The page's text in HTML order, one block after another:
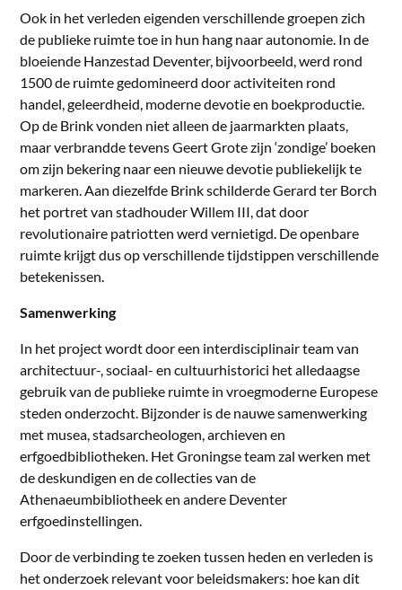
Ook in het verleden eigenden verschillende groepen zich
de publieke ruimte toe in hun hang naar autonomie. In de
bloeiende Hanzestad Deventer, bijvoorbeeld, werd rond
1500 de ruimte gedomineerd door activiteiten rond
handel, geleerdheid, moderne devotie en boekproductie.
Op de Brink vonden niet alleen de jaarmarkten plaats,
maar verbrandde tevens Geert Grote zijn ‘zondige’ boeken
om zijn bekering naar een nieuwe devotie publiekelijk te
markeren. Aan diezelfde Brink schilderde Gerard ter Borch
het portret van stadhouder Willem III, dat door
revolutionaire patriotten werd vernietigd. De openbare
ruimte krijgt dus op verschillende tijdstippen verschillende
betekenissen.
Samenwerking
In het project wordt door een interdisciplinair team van
architectuur-, sociaal- en cultuurhistorici het alledaagse
gebruik van de publieke ruimte in vroegmoderne Europese
steden onderzocht. Bijzonder is de nauwe samenwerking
met musea, stadsarcheologen, archieven en
erfgoedbibliotheken. Het Groningse team zal werken met
de deskundigen en de collecties van de
Athenaeumbibliotheek en andere Deventer
erfgoedinstellingen.
Door de verbinding te zoeken tussen heden en verleden is
het onderzoek relevant voor beleidsmakers: hoe kan dit